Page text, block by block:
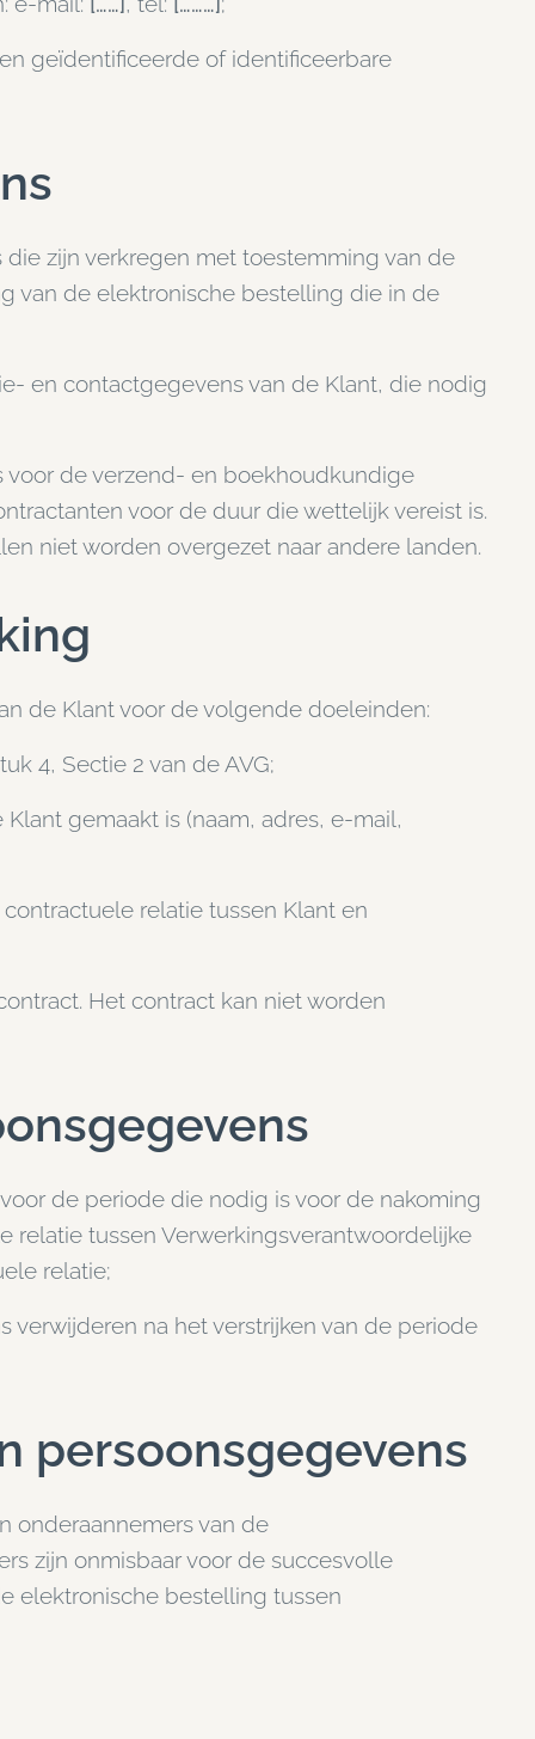
geïdentificeerde of identificeerbare
zijn verkregen met toestemming van de
van de elektronische bestelling die in de
en contactgegevens van de Klant, die nodig
voor de verzend- en boekhoudkundige
voor de duur die wettelijk vereist is.
niet worden overgezet naar andere landen.
de Klant voor de volgende doeleinden:
4, Sectie 2 van de AVG;
gemaakt is (naam, adres, e-mail,
relatie tussen Klant en
Het contract kan niet worden
de periode die nodig is voor de nakoming
relatie tussen Verwerkingsverantwoordelijke
relatie;
na het verstrijken van de periode
persoonsgegevens
onderaannemers van de
zijn onmisbaar voor de succesvolle
elektronische bestelling tussen